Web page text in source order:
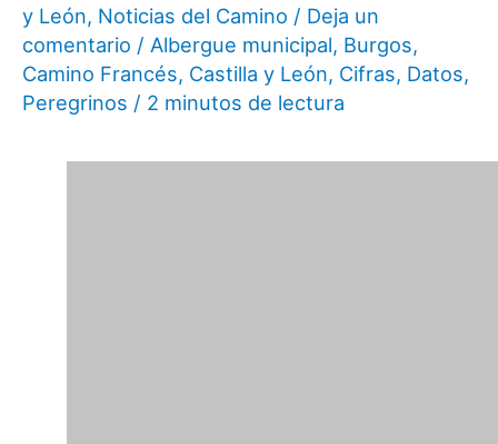
y León, Noticias del Camino / Deja un
comentario / Albergue municipal, Burgos,
Camino Francés, Castilla y León, Cifras, Datos,
Peregrinos / 2 minutos de lectura